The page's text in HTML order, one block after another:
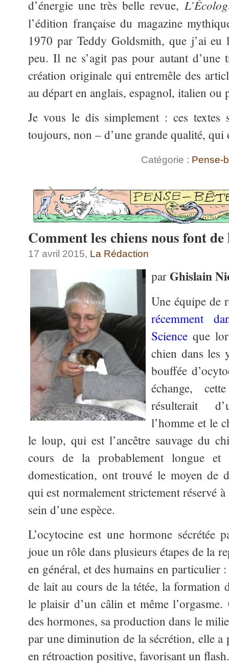
d’énergie une très belle revue,
l’édition française du magazine
1970 par Teddy Goldsmith, que j’ai
peu. Il ne s’agit pas pour autant d’une
création originale qui entremêle des
au départ en anglais, espagnol, italien ou
Je vous le dis simplement : ces
toujours, non – d’une grande qualité,
Catégorie : Pense-
Comment les chiens nous font de
17 avril 2015, La Rédaction
parGhislain
Une équipe de
récemment
Science que
chien dans les
bouffée
échange,
résulterait
l’homme et le
le loup, qui est l’ancêtre sauvage du
cours de la probablement longue et
domestication, ont trouvé le moyen de
qui est normalement strictement réservé
sein d’une espèce.
L’ocytocine est une hormone sécrétée
joue un rôle dans plusieurs étapes de la
en général, et des humains en particulier
de lait au cours de la tétée, la formation
le plaisir d’un câlin et même
des hormones, sa production dans le
par une diminution de la sécrétion, elle a
en rétroaction positive, favorisant un flash.